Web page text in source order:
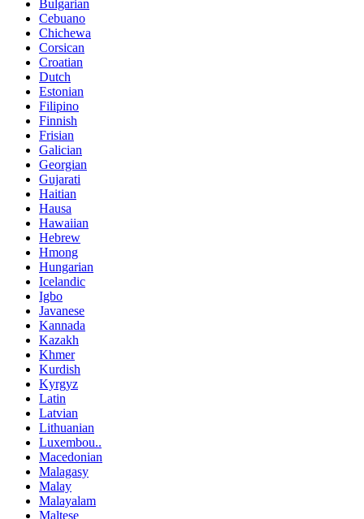
Bulgarian
Cebuano
Chichewa
Corsican
Croatian
Dutch
Estonian
Filipino
Finnish
Frisian
Galician
Georgian
Gujarati
Haitian
Hausa
Hawaiian
Hebrew
Hmong
Hungarian
Icelandic
Igbo
Javanese
Kannada
Kazakh
Khmer
Kurdish
Kyrgyz
Latin
Latvian
Lithuanian
Luxembou..
Macedonian
Malagasy
Malay
Malayalam
Maltese